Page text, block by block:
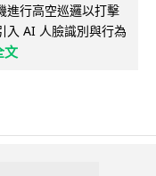
進行高空巡邏以打擊
入 AI 人臉識別與行為
文